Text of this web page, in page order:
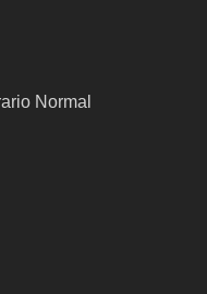
Normal